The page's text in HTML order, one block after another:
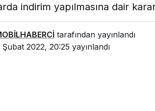
indirim yapılmasına dair
tarafından yayınlandı
Şubat 2022, 20:25 yayınlandı